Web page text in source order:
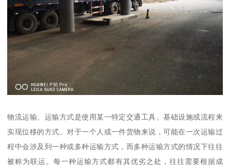
物流运输、运输方式是使用某一特定交通工具、基础设施或流程来
实现位移的方式。对于一个人或一件货物来说，可能在一次运输过
程中会涉及到一种或多种运输方式，而多种运输方式的情况下往往
被称为联运。每一种运输方式都有其优劣之处，往往需要根据成